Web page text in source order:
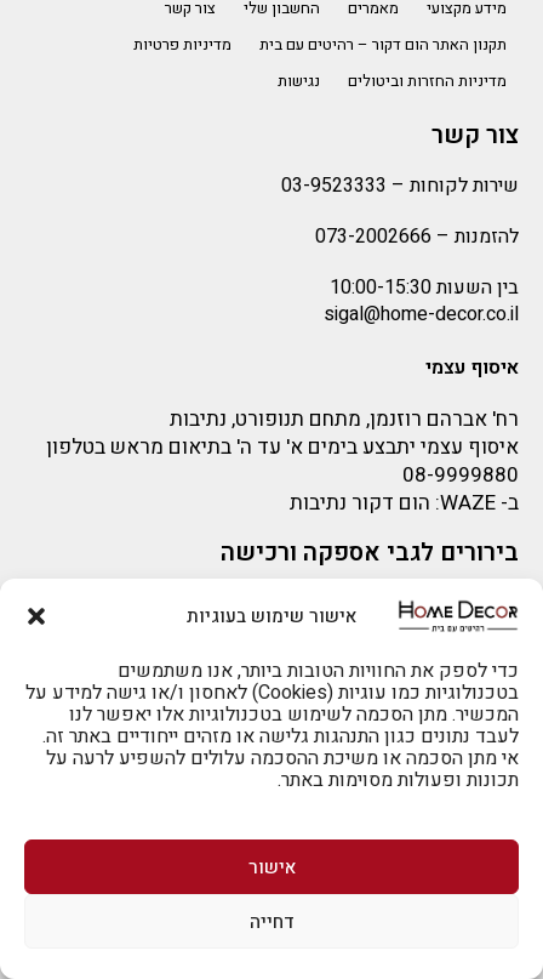
אישור שימוש בעוגיות
כדי לספק את החוויות הטובות ביותר, אנו משתמשים
בטכנולוגיות כמו עוגיות (Cookies) לאחסון ו/או גישה למידע על
המכשיר. מתן הסכמה לשימוש בטכנולוגיות אלו יאפשר לנו
לעבד נתונים כגון התנהגות גלישה או מזהים ייחודיים באתר זה.
אי מתן הסכמה או משיכת ההסכמה עלולים להשפיע לרעה על
תכונות ופעולות מסוימות באתר.
אישור
דחייה
להזמנות 073-2002666
מידע מקצועי מאמרים החשבון שלי
צור קשר
תקנון האתר הום דקור – רהיטים עם בית
מדיניות פרטיות
מדיניות החזרות וביטולים
נגישות
צור קשר
שירות לקוחות – 03-9523333
להזמנות – 073-2002666
בין השעות 10:00-15:30
sigal@home-decor.co.il
איסוף עצמי
רח' אברהם רוזנמן, מתחם תנופורט, נתיבות
איסוף עצמי יתבצע בימים א' עד ה' בתיאום מראש בטלפון
08-9999880
ב- WAZE: הום דקור נתיבות
בירורים לגבי אספקה ורכישה
בירור לגבי אספקה -ניתן לפנות למייל:
sigal@home-decor.co.il
פניות לפני רכישה – ניתן לפנות למייל: omer@home-
decor.co.il
לרכישה טלפונית: 073-2002666